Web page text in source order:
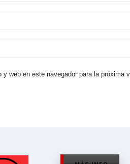
web en este navegador para la próxima